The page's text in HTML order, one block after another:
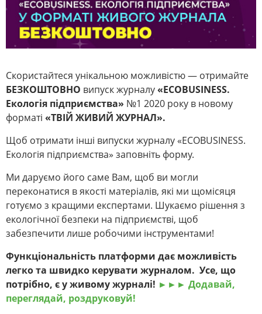
Скористайтеся унікальною можливістю — отримайте
БЕЗКОШТОВНО випуск журналу«ECOBUSINESS.
Екологія підприємства» №1 2020 року в новому
форматі «ТВІЙ ЖИВИЙ ЖУРНАЛ».
Щоб отримати інші випуски журналу «ECOBUSINESS.
Екологія підприємства» заповніть форму.
Ми даруємо його саме Вам, щоб ви могли
переконатися в якості матеріалів, які ми щомісяця
готуємо з кращими експертами. Шукаємо рішення з
екологічної безпеки на підприємстві, щоб
забезпечити лише робочими інструментами!
Функціональність платформи дає можливість
легко та швидко керувати журналом. Усе, що
потрібно, є у живому журналі! ►►► Додавай,
переглядай, роздруковуй!